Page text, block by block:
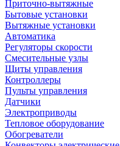
Приточно-вытяжные
Бытовые установки
Вытяжные установки
Автоматика
Регуляторы скорости
Смесительные узлы
Щиты управления
Контроллеры
Пульты управления
Датчики
Электроприводы
Тепловое оборудование
Обогреватели